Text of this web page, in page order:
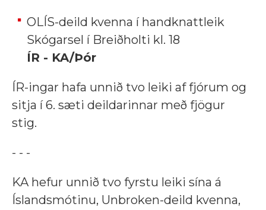
OLÍS-deild kvenna í handknattleik
Skógarsel í Breiðholti kl. 18
ÍR - KA/Þór
ÍR-ingar hafa unnið tvo leiki af fjórum og
sitja í 6. sæti deildarinnar með fjögur
stig.
- - -
KA hefur unnið tvo fyrstu leiki sína á
Íslandsmótinu, Unbroken-deild kvenna,